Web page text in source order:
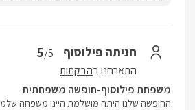
חניתה פילוסוף 5/5
התארחנו בהבקתות
משפחת פילוסוף-חופשה משפחתית
החופשה שלנו היתה מושלמת היינו משפחה